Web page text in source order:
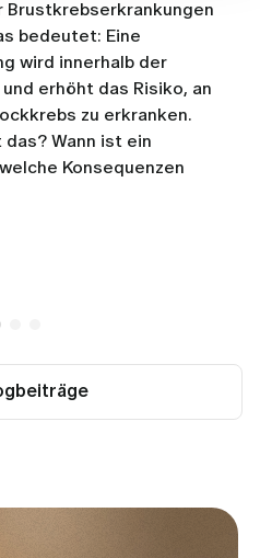
Brustkrebserkrankungen
bedeutet: Eine
wird innerhalb der
erhöht das Risiko, an
zu erkranken.
Wann ist ein
Konsequenzen